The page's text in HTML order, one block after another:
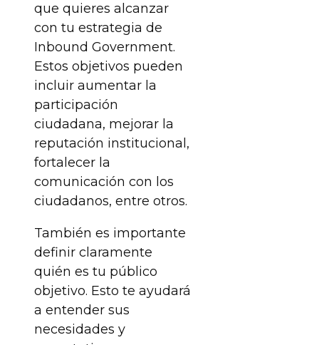
que quieres alcanzar
con tu estrategia de
Inbound Government.
Estos objetivos pueden
incluir aumentar la
participación
ciudadana, mejorar la
reputación institucional,
fortalecer la
comunicación con los
ciudadanos, entre otros.
También es importante
definir claramente
quién es tu público
objetivo. Esto te ayudará
a entender sus
necesidades y